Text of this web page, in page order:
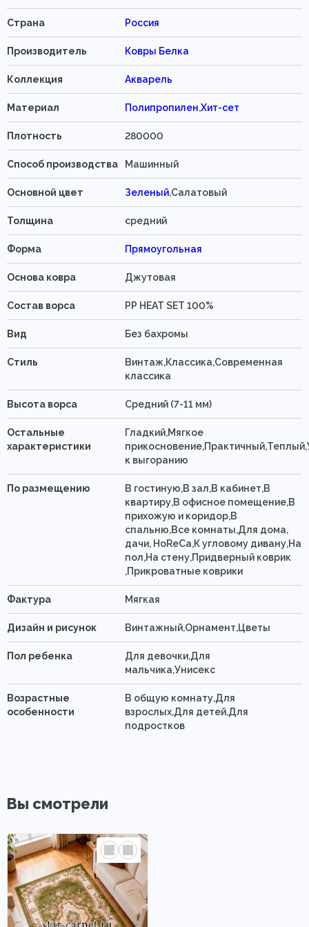
Страна Россия
Производитель Ковры Белка
Коллекция Акварель
Материал Полипропилен,Хит-сет
Плотность 280000
Способ производства Машинный
Основной цвет Зеленый,Салатовый
Толщина средний
Форма Прямоугольная
Основа ковра Джутовая
Состав ворса PP HEAT SET 100%
Вид Без бахромы
Стиль
Винтаж,Классика,Современная
классика
Высота ворса Средний (7-11 мм)
Остальные
характеристики
Гладкий,Мягкое
к выгоранию
По размещению
В гостиную,В зал,В кабинет,В
квартиру,В офисное помещение,В
прихожую и коридор,В
спальню,Все комнаты,Для дома,
дачи, HoReCa,К угловому дивану,На
пол,На стену,Придверный коврик
,Прикроватные коврики
Фактура Мягкая
Дизайн и рисунок Винтажный,Орнамент,Цветы
Пол ребенка
Для девочки,Для
мальчика,Унисекс
Возрастные
особенности
В общую комнату,Для
взрослых,Для детей,Для
подростков
Вы смотрели